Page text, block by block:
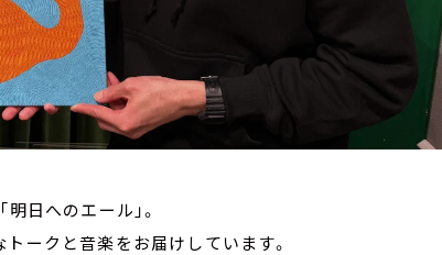
日へのエール」。
ークと音楽をお届けしています。